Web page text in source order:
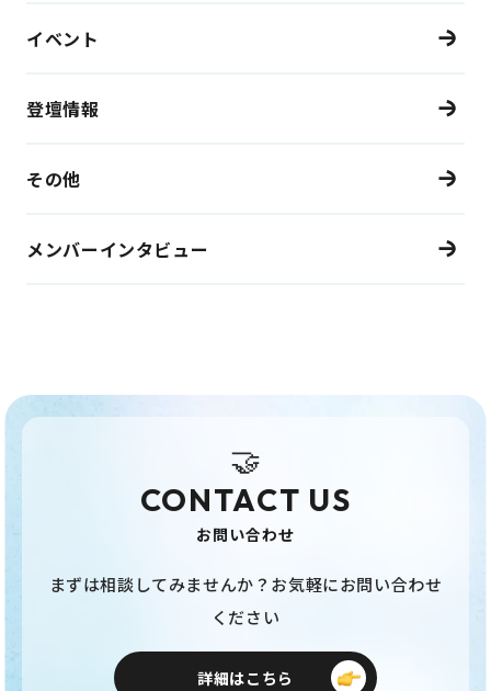
イベント
登壇情報
その他
メンバーインタビュー
🤝
CONTACT US
お問い合わせ
まずは相談してみませんか？お気軽にお問い合わせ
ください
詳細はこちら